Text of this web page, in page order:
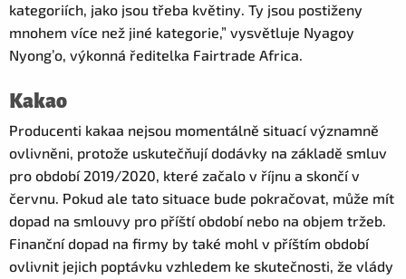
kategoriích, jako jsou třeba květiny. Ty jsou postiženy
mnohem více než jiné kategorie,” vysvětluje Nyagoy
Nyong’o, výkonná ředitelka Fairtrade Africa.
Kakao
Producenti kakaa nejsou momentálně situací významně
ovlivněni, protože uskutečňují dodávky na základě smluv
pro období 2019/2020, které začalo v říjnu a skončí v
červnu. Pokud ale tato situace bude pokračovat, může mít
dopad na smlouvy pro příští období nebo na objem tržeb.
Finanční dopad na firmy by také mohl v příštím období
ovlivnit jejich poptávku vzhledem ke skutečnosti, že vlády